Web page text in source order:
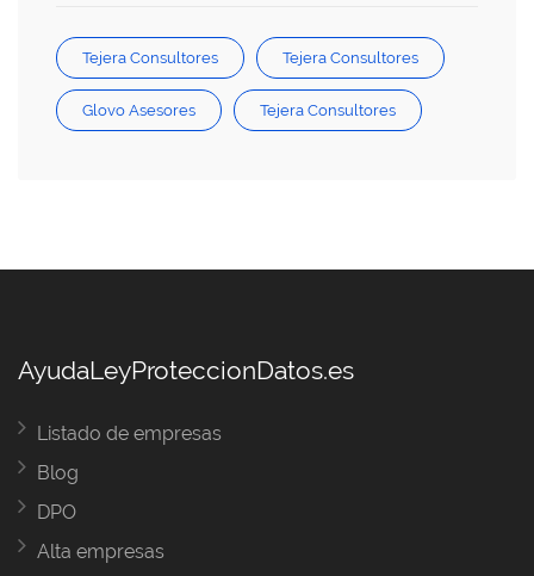
Tejera Consultores Tejera Consultores
Glovo Asesores Tejera Consultores
AyudaLeyProteccionDatos.es
Listado de empresas
Blog
DPO
Alta empresas